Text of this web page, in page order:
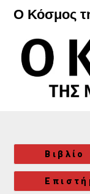
Μετάβαση
περιεχόμενο
Ο Κόσμος
Βιβλίο